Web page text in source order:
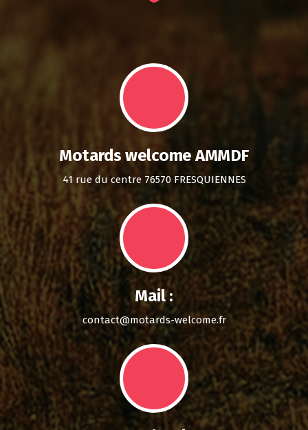
Motards welcome AMMDF
41 rue du centre 76570 FRESQUIENNES
Mail :
contact@motards-welcome.fr